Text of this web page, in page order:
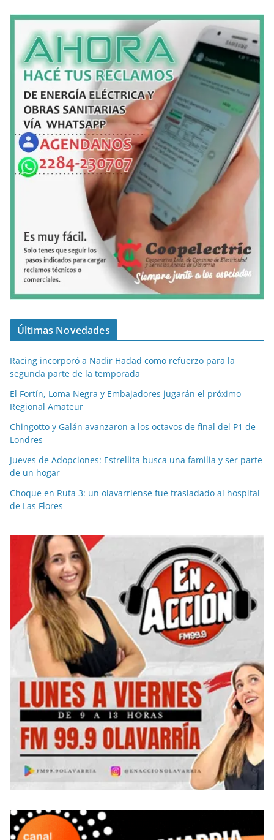
Últimas Novedades
Racing incorporó a Nadir Hadad como refuerzo para la
segunda parte de la temporada
El Fortín, Loma Negra y Embajadores jugarán el próximo
Regional Amateur
Chingotto y Galán avanzaron a los octavos de final del P1 de
Londres
Jueves de Adopciones: Estrellita busca una familia y ser parte
de un hogar
Choque en Ruta 3: un olavarriense fue trasladado al hospital
de Las Flores